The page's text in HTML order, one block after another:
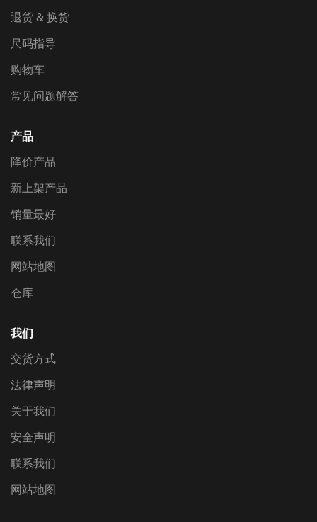
退货 & 换货
尺码指导
购物车
常见问题解答
产品
降价产品
新上架产品
销量最好
联系我们
网站地图
仓库
我们
交货方式
法律声明
关于我们
安全声明
联系我们
网站地图